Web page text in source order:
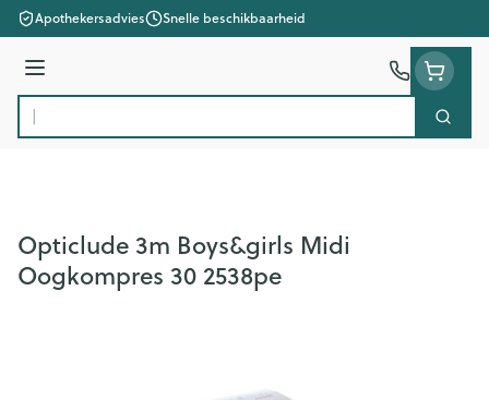
Ga naar de inhoud
Apothekersadvies Snelle beschikbaarheid
Menu
Product, merk, categorie...
Zoek
Opticlude 3m Boys&girls Midi
Oogkompres 30 2538pe